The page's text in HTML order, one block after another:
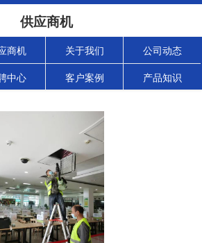
供应商机
商机 关于我们 公司动态
中心 客户案例 产品知识